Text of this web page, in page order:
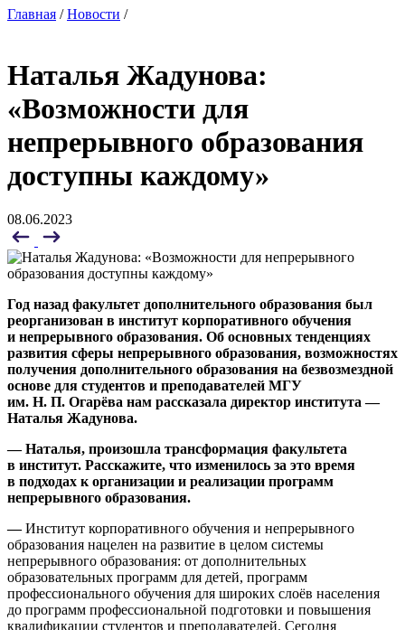
Главная /Новости /
Наталья Жадунова:
«Возможности для
непрерывного образования
доступны каждому»
08.06.2023
Год назад факультет дополнительного образования был
реорганизован в институт корпоративного обучения
и непрерывного образования. Об основных тенденциях
развития сферы непрерывного образования, возможностях
получения дополнительного образования на безвозмездной
основе для студентов и преподавателей МГУ
им. Н. П. Огарёва нам рассказала директор института —
Наталья Жадунова.
— Наталья, произошла трансформация факультета
в институт. Расскажите, что изменилось за это время
в подходах к организации и реализации программ
непрерывного образования.
—Институт корпоративного обучения и непрерывного
образования нацелен на развитие в целом системы
непрерывного образования: от дополнительных
образовательных программ для детей, программ
профессионального обучения для широких слоёв населения
до программ профессиональной подготовки и повышения
квалификации студентов и преподавателей. Сегодня